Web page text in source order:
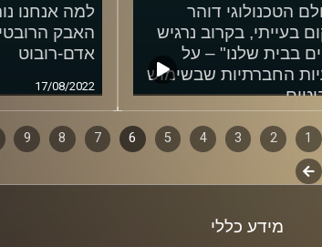
הטכנולוגי דוהר
בעייתי, בקרוב נרגיש
בבית שלנו" – על
החברתיות שבשימוש
17/
למה אנחנו
האבק
אדם-רובוט
17/08/2022
1
2
3
4
5
6
7
8
9
לשלב
מידע כללי